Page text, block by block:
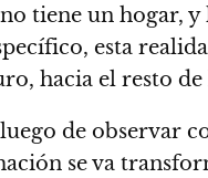
tiene un hogar,
esta
hacia el resto de
de observar
se va